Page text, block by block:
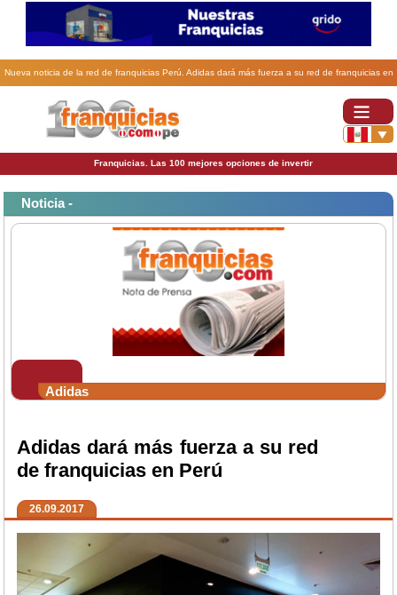
Nueva noticia de la red de franquicias Perú. Adidas dará más fuerza a su red de franquicias en
Franquicias. Las 100 mejores opciones de invertir
Noticia -
Adidas
Adidas dará más fuerza a su red
de franquicias en Perú
26.09.2017